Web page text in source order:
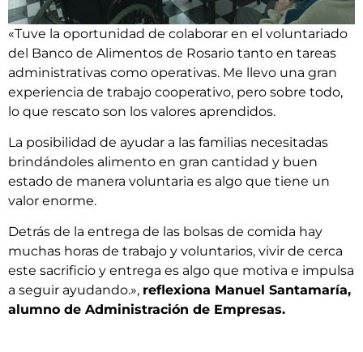
«Tuve la oportunidad de colaborar en el voluntariado
del Banco de Alimentos de Rosario tanto en tareas
administrativas como operativas. Me llevo una gran
experiencia de trabajo cooperativo, pero sobre todo,
lo que rescato son los valores aprendidos.
La posibilidad de ayudar a las familias necesitadas
brindándoles alimento en gran cantidad y buen
estado de manera voluntaria es algo que tiene un
valor enorme.
Detrás de la entrega de las bolsas de comida hay
muchas horas de trabajo y voluntarios, vivir de cerca
este sacrificio y entrega es algo que motiva e impulsa
a seguir ayudando.», reflexiona Manuel Santamaría,
alumno de Administración de Empresas.